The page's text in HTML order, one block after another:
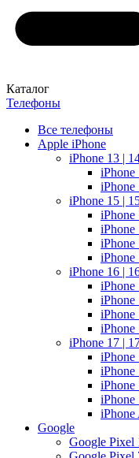
Каталог
Телефоны
Все телефоны
Apple iPhone
iPhone 13 |
iPhone
iPhone
iPhone 15 |
iPhone
iPhone
iPhone
iPhone
iPhone 16 |
iPhone
iPhone
iPhone
iPhone
iPhone 17 |
iPhone
iPhone
iPhone
iPhone
iPhone
Google
Google Pixel